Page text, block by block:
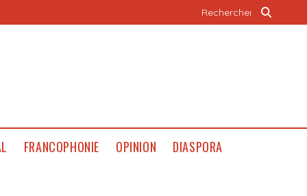
FRANCOPHONIE OPINION DIASPORA